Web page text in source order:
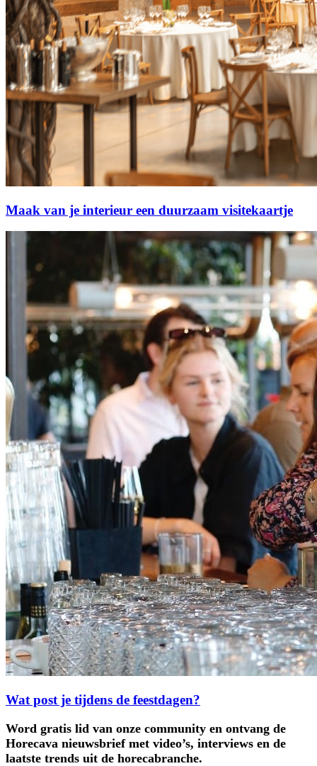
Maak van je interieur een duurzaam visitekaartje
Wat post je tijdens de feestdagen?
Word gratis lid van onze community en ontvang de
Horecava nieuwsbrief met video’s, interviews en de
laatste trends uit de horecabranche.